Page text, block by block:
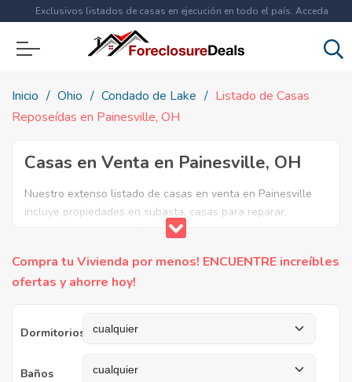
Exclusivos listados de casas en ejecución en todo el país. Acceda
ahora a
Inicio Ohio Condado de Lake
Listado de Casas
Reposeídas en Painesville, OH
Casas en Venta en Painesville, OH
Nuestro extenso listado de casas en venta en Painesville
incluye propiedades en subasta, casas para reparar,
apartamentos reposeidos por el banco, ejecuciones
lo que necesita y aproveche estas increibles ofertas en
Bienes Raíces en Painesville, Ohio.
Compra tu Vivienda por menos! ENCUENTRE increíbles
ofertas y ahorre hoy!
Dormitorios
Baños